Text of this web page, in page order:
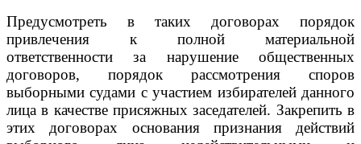
Предусмотреть в таких договорах порядок
привлечения к полной материальной
ответственности за нарушение общественных
договоров, порядок рассмотрения споров
выборными судами с участием избирателей данного
лица в качестве присяжных заседателей. Закрепить в
этих договорах основания признания действий